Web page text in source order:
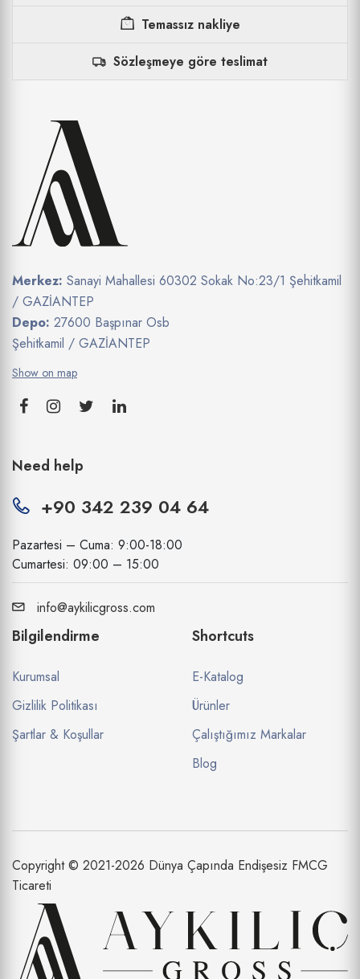
Temassız nakliye
Sözleşmeye göre teslimat
Merkez: Sanayi Mahallesi 60302 Sokak No:23/1 Şehitkamil
/ GAZİANTEP
Depo: 27600 Başpınar Osb
Şehitkamil / GAZİANTEP
Show on map
Need help
+90 342 239 04 64
Pazartesi – Cuma: 9:00-18:00
Cumartesi: 09:00 – 15:00
info@aykilicgross.com
Bilgilendirme
Kurumsal
Gizlilik Politikası
Şartlar & Koşullar
Shortcuts
E-Katalog
Ürünler
Çalıştığımız Markalar
Blog
Copyright © 2021-2026 Dünya Çapında Endişesiz FMCG
Ticareti